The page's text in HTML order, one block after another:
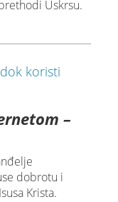
Uskrsu.
–
dobrotu i
Krista.